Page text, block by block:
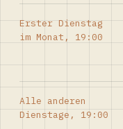
Erster Dienstag
im Monat, 19:00
Alle anderen
Dienstage, 19:00